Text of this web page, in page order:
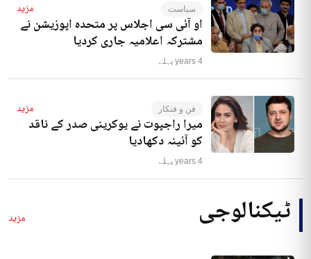
سیاست مزید
او آئی سی اجلاس پر متحدہ اپوزیشن نے
مشترکہ اعلامیہ جاری کردیا
4 years پہلے
فن و فنکار مزید
میرا راجپوت نے یوکرینی صدر کے ناقد
کو آئینہ دکھادیا
4 years پہلے
ٹیکنالوجی مزید